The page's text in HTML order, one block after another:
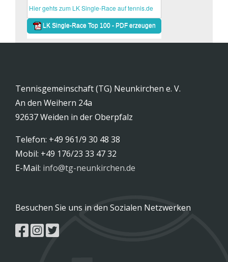
Tennisgemeinschaft (TG) Neunkirchen e. V.
An den Weihern 24a
92637 Weiden in der Oberpfalz
Telefon: +49 961/9 30 48 38
Mobil: +49 176/23 33 47 32
E-Mail: info@tg-neunkirchen.de
Besuchen Sie uns in den Sozialen Netzwerken